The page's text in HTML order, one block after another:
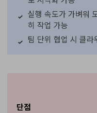
실행 속도가 가벼워
히 작업 가능
팀 단위 협업 시 클라
단점